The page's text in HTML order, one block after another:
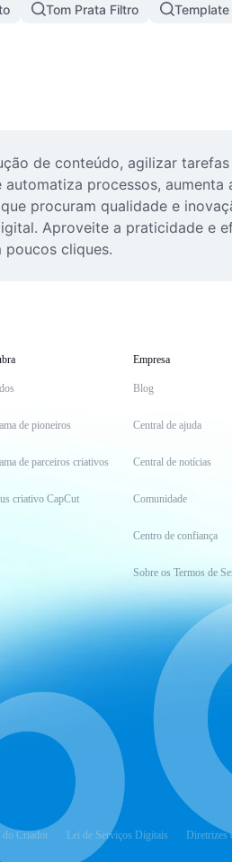
Tom Prata Filtro
de conteúdo, agilizar
processos,
procuram qualidade e
Aproveite a praticidade e
poucos cliques.
de pioneiros
de parceiros criativos
criativo CapCut
Empresa
Blog
Central de ajuda
Central de notícias
Comunidade
Centro de confiança
do Criador Lei de Serviços Digitais Diretrizes